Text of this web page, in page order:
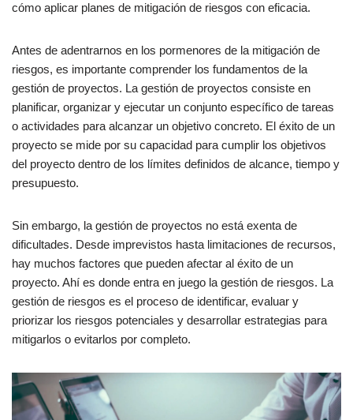
cómo aplicar planes de mitigación de riesgos con eficacia.
Antes de adentrarnos en los pormenores de la mitigación de
riesgos, es importante comprender los fundamentos de la
gestión de proyectos. La gestión de proyectos consiste en
planificar, organizar y ejecutar un conjunto específico de tareas
o actividades para alcanzar un objetivo concreto. El éxito de un
proyecto se mide por su capacidad para cumplir los objetivos
del proyecto dentro de los límites definidos de alcance, tiempo y
presupuesto.
Sin embargo, la gestión de proyectos no está exenta de
dificultades. Desde imprevistos hasta limitaciones de recursos,
hay muchos factores que pueden afectar al éxito de un
proyecto. Ahí es donde entra en juego la gestión de riesgos. La
gestión de riesgos es el proceso de identificar, evaluar y
priorizar los riesgos potenciales y desarrollar estrategias para
mitigarlos o evitarlos por completo.